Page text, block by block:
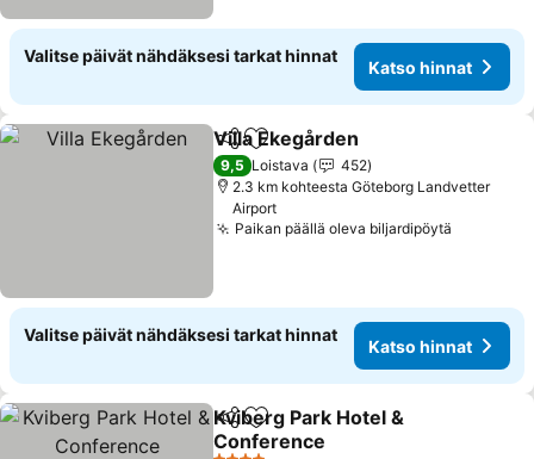
Valitse päivät nähdäksesi tarkat hinnat
Katso hinnat
Jaa Lisää suosikkeihin
Villa Ekegården
9,5 Loistava
452
2.3 km kohteesta Göteborg Landvetter
Airport
Paikan päällä oleva biljardipöytä
Valitse päivät nähdäksesi tarkat hinnat
Katso hinnat
Jaa Lisää suosikkeihin
Kviberg Park Hotel &
Conference